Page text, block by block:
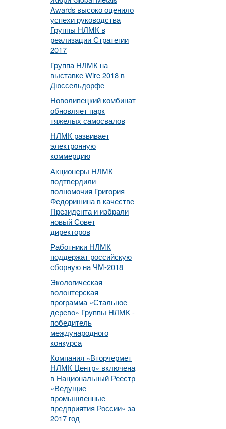
Awards высоко оценило
успехи руководства
Группы НЛМК в
реализации Стратегии
2017
Группа НЛМК на
выставке Wire 2018 в
Дюссельдорфе
Новолипецкий комбинат
обновляет парк
тяжелых самосвалов
НЛМК развивает
электронную
коммерцию
Акционеры НЛМК
подтвердили
полномочия Григория
Федоришина в качестве
Президента и избрали
новый Совет
директоров
Работники НЛМК
поддержат российскую
сборную на ЧМ-2018
Экологическая
волонтерская
программа «Стальное
дерево» Группы НЛМК -
победитель
международного
конкурса
Компания «Вторчермет
НЛМК Центр» включена
в Национальный Реестр
«Ведущие
промышленные
предприятия России» за
2017 год